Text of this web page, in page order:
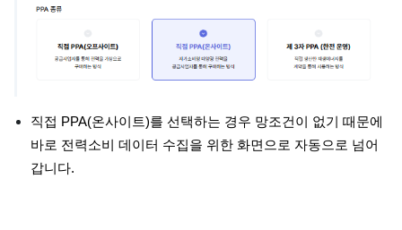
직접 PPA(온사이트)를 선택하는 경우 망조건이 없기 때문에
바로 전력소비 데이터 수집을 위한 화면으로 자동으로 넘어
갑니다.